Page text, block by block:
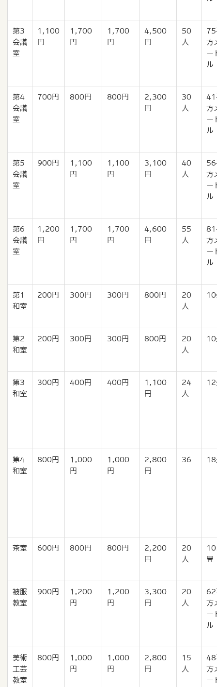
第3
会議
室
1,100
円
1,700
円
1,700
円
4,500
円
50
人
75
方
ー
ル
第4
会議
室
700円 800円 800円
2,300
円
30
人
41
方
ー
ル
第5
会議
室
900円
1,100
円
1,100
円
3,100
円
40
人
56
方
ー
ル
第6
会議
室
1,200
円
1,700
円
1,700
円
4,600
円
55
人
81
方
ー
ル
第1
和室
200円 300円 300円 800円
20
人
10
第2
和室
200円 300円 300円 800円
20
人
10
第3
和室
300円 400円 400円
1,100
円
24
人
12
第4
和室
800円
1,000
円
1,000
円
2,800
円
36 18
茶室 600円 800円 800円
2,200
円
20
人
畳
被服
教室
900円
1,200
円
1,200
円
3,300
円
20
人
62
方
ー
ル
美術
工芸
教室
800円
1,000
円
1,000
円
2,800
円
15
人
48
方
ー